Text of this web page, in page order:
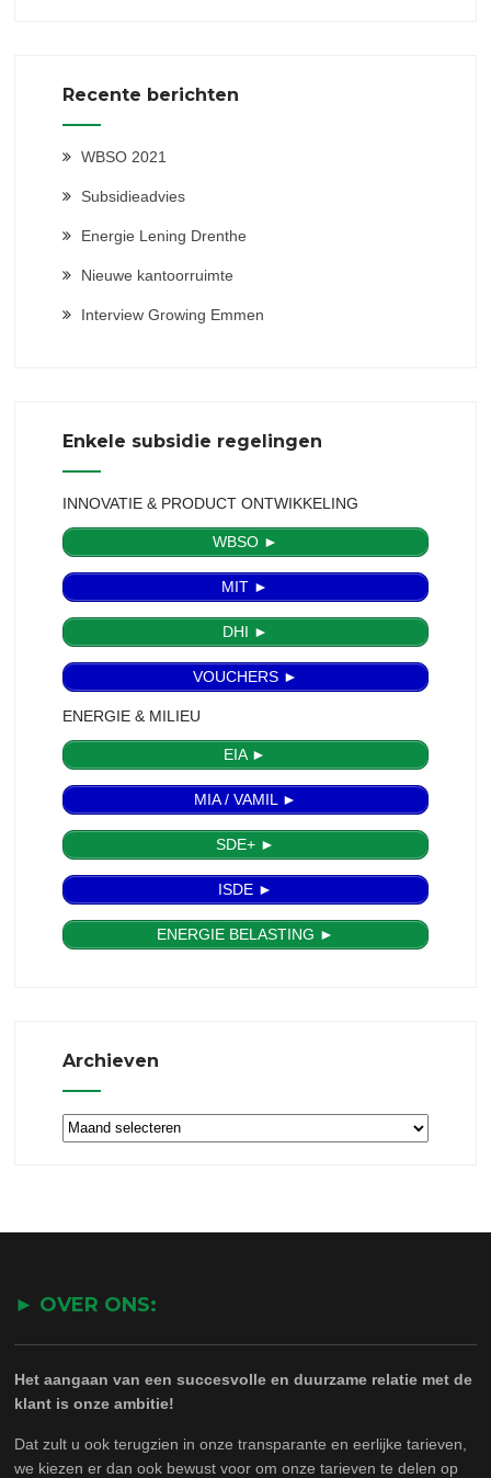
Recente berichten
WBSO 2021
Subsidieadvies
Energie Lening Drenthe
Nieuwe kantoorruimte
Interview Growing Emmen
Enkele subsidie regelingen
INNOVATIE & PRODUCT ONTWIKKELING
WBSO ►
MIT ►
DHI ►
VOUCHERS ►
ENERGIE & MILIEU
EIA ►
MIA / VAMIL ►
SDE+ ►
ISDE ►
ENERGIE BELASTING ►
Archieven
Archieven
► OVER ONS:
Het aangaan van een succesvolle en duurzame relatie met de
klant is onze ambitie!
Dat zult u ook terugzien in onze transparante en eerlijke tarieven,
we kiezen er dan ook bewust voor om onze tarieven te delen op